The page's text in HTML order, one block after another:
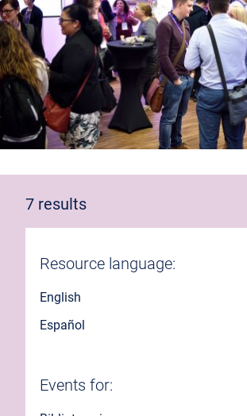
7 results
Resource language:
English
Español
Events for: